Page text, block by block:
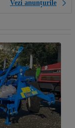
Vezi anunțurile